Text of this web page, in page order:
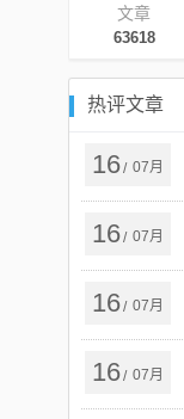
文章
63618
热评文章
16/ 07月
16/ 07月
16/ 07月
16/ 07月